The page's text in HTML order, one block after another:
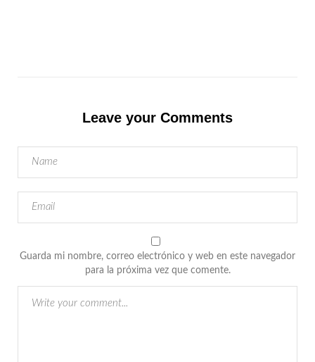
Leave your Comments
Guarda mi nombre, correo electrónico y web en este navegador
para la próxima vez que comente.